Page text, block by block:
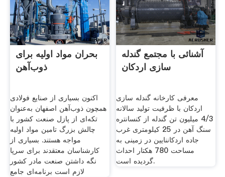
بحران مواد اولیه برای
ذوب‌آهن
اکنون بسیاری از صنایع فولادی
همچون ذوب‌آهن اصفهان به‌عنوان
تکه‌ای از پازل صنعت کشور با
چالش بزرگ تامین مواد اولیه
مواجه هستند. بسیاری از
کارشناسان معتقدند برای سرپا
نگه داشتن صنعت مادر کشور
لازم است برنامه‌ای جامع
آشنائی با مجتمع گندله
سازی اردکان
معرفی کارخانه گندله سازی
اردکان با ظرفیت تولید سالانه
4/3 میلیون تن گندله از کنسانتره
سنگ آهن در 25 کیلومتری غرب
جاده اردکاننایین در زمینی به
مساحت 780 هکتار احداث
گردیده است.